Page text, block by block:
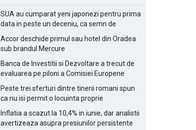
SUA au cumparat yeni japonezi pentru prima
data in peste un deceniu, ca semn de
Accor deschide primul sau hotel din Oradea
sub brandul Mercure
Banca de Investitii si Dezvoltare a trecut de
evaluarea pe piloni a Comisiei Europene
Peste trei sferturi dintre tinerii romani spun
ca nu isi permit o locuinta proprie
Inflatia a scazut la 10,4% in iunie, dar analistii
avertizeaza asupra presiunilor persistente